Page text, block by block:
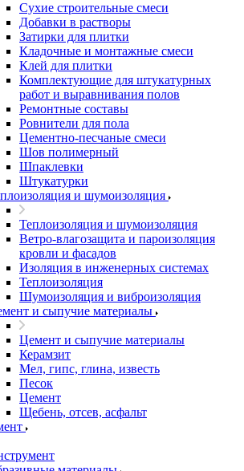
Сухие строительные смеси
Добавки в растворы
Затирки для плитки
Кладочные и монтажные смеси
Клей для плитки
Комплектующие для штукатурных
работ и выравнивания полов
Ремонтные составы
Ровнители для пола
Цементно-песчаные смеси
Шов полимерный
Шпаклевки
Штукатурки
и шумоизоляция
Теплоизоляция и шумоизоляция
Ветро-влагозащита и пароизоляция
кровли и фасадов
Изоляция в инженерных системах
Теплоизоляция
Шумоизоляция и виброизоляция
и сыпучие материалы
Цемент и сыпучие материалы
Керамзит
Мел, гипс, глина, известь
Песок
Цемент
Щебень, отсев, асфальт